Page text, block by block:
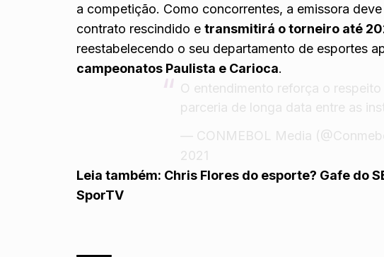
a competição. Como concorrentes, a emissora
contrato rescindido etransmitirá o torneiro até
reestabelecendo o seu departamento de esportes
campeonatos Paulista e Carioca.
O entendimento reforça o
parceria de longa data entre as
— CONMEBOL Media
2021
Leia também: Chris Flores do esporte? Gafe do
SporTV